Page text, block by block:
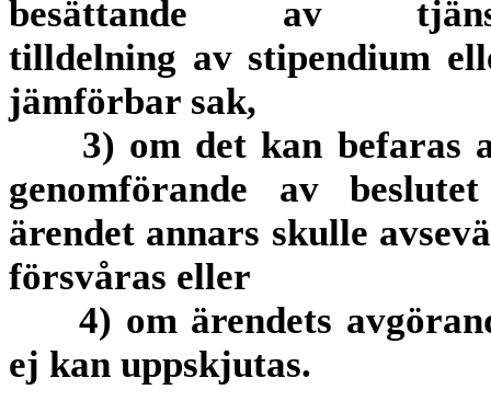
besättande av
tilldelning av stipendium
jämförbar sak,
3) om det kan befaras
genomförande av
ärendet annars skulle
försvåras eller
4) om ärendets
ej kan uppskjutas.